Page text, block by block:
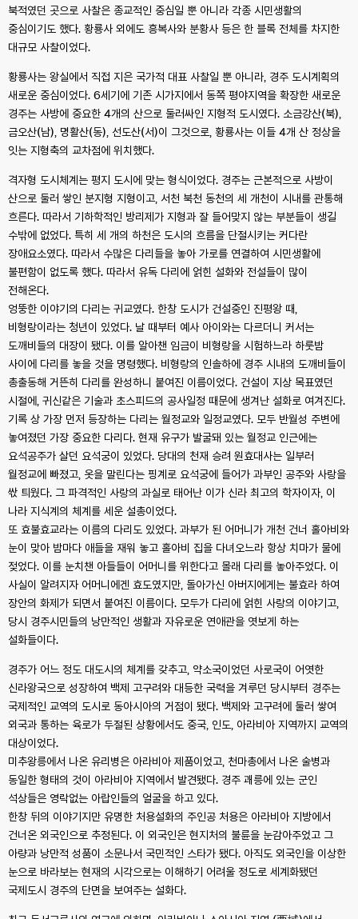
북적였던 곳으로 사찰은 종교적인 중심일 뿐 아니라 각종 시민생활의
중심이기도 했다. 황룡사 외에도 흥복사와 분황사 등은 한 블록 전체를 차지한
대규모 사찰이었다.
황룡사는 왕실에서 직접 지은 국가적 대표 사찰일 뿐 아니라, 경주 도시계획의
새로운 중심이었다. 6세기에 기존 시가지에서 동쪽 평야지역을 확장한 새로운
경주는 사방에 중요한 4개의 산으로 둘러싸인 지형적 도시였다. 소금강산(북),
금오산(남), 명활산(동), 선도산(서)이 그것으로, 황룡사는 이들 4개 산 정상을
잇는 지형축의 교차점에 위치했다.
격자형 도시체계는 평지 도시에 맞는 형식이었다. 경주는 근본적으로 사방이
산으로 둘러 쌓인 분지형 지형이고, 서천 북천 동천의 세 개천이 시내를 관통해
흐른다. 따라서 기하학적인 방리제가 지형과 잘 들어맞지 않는 부분들이 생길
수밖에 없었다. 특히 세 개의 하천은 도시의 흐름을 단절시키는 커다란
장애요소였다. 따라서 수많은 다리들을 놓아 가로를 연결하여 시민생활에
불편함이 없도록 했다. 따라서 유독 다리에 얽힌 설화와 전설들이 많이
전해온다.
엉뚱한 이야기의 다리는 귀교였다. 한창 도시가 건설중인 진평왕 때,
비형랑이라는 청년이 있었다. 날 때부터 예사 아이와는 다르더니 커서는
도깨비들의 대장이 됐다. 이를 알아챈 임금이 비형랑을 시험하느라 하룻밤
사이에 다리를 놓을 것을 명령했다. 비형랑의 인솔하에 경주 시내의 도깨비들이
총출동해 거뜬히 다리를 완성하니 붙여진 이름이었다. 건설이 지상 목표였던
시절에, 귀신같은 기술과 초스피드의 공사일정 때문에 생겨난 설화로 여겨진다.
기록 상 가장 먼저 등장하는 다리는 월정교와 일정교였다. 모두 반월성 주변에
놓여졌던 가장 중요한 다리다. 현재 유구가 발굴돼 있는 월정교 인근에는
요석공주가 살던 요석궁이 있었다. 당대의 천재 승려 원효대사는 일부러
월정교에 빠졌고, 옷을 말린다는 핑계로 요석궁에 들어가 과부인 공주와 사랑을
싻 틔웠다. 그 파격적인 사랑의 과실로 태어난 이가 신라 최고의 학자이자, 이
나라 지식계의 체계를 세운 설총이었다.
또 효불효교라는 이름의 다리도 있었다. 과부가 된 어머니가 개천 건너 홀아비와
눈이 맞아 밤마다 애들을 재워 놓고 홀아비 집을 다녀오느라 항상 치마가 물에
젖었다. 이를 눈치챈 아들들이 어머니를 위한다고 몰래 다리를 놓아주었다. 이
사실이 알려지자 어머니에겐 효도였지만, 돌아가신 아버지에게는 불효라 하여
장안의 화제가 되면서 붙여진 이름이다. 모두가 다리에 얽힌 사랑의 이야기고,
당시 경주시민들의 낭만적인 생활과 자유로운 연애관을 엿보게 하는
설화들이다.
경주가 어느 정도 대도시의 체계를 갖추고, 약소국이었던 사로국이 어엿한
신라왕국으로 성장하여 백제 고구려와 대등한 국력을 겨루던 당시부터 경주는
국제적인 교역의 도시로 동아시아의 거점이 됐다. 백제와 고구려에 둘러 쌓여
외국과 통하는 육로가 두절된 상황에서도 중국, 인도, 아라비아 지역까지 교역의
대상이었다.
미추왕릉에서 나온 유리병은 아라비아 제품이었고, 천마총에서 나온 술병과
동일한 형태의 것이 아라비아 지역에서 발견됐다. 경주 괘릉에 있는 군인
석상들은 영락없는 아랍인들의 얼굴을 하고 있다.
한창 뒤의 이야기지만 유명한 처용설화의 주인공 처용은 아라비아 지방에서
건너온 외국인으로 추정된다. 이 외국인은 현지처의 불륜을 눈감아주었고 그
아량과 낭만적 성품이 소문나서 국민적인 스타가 됐다. 아직도 외국인을 이상한
눈으로 바라보는 현재의 시각으로는 이해하기 어려울 정도로 세계화됐던
국제도시 경주의 단면을 보여주는 설화다.